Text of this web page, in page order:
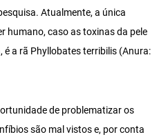
Atualmente, a única
humano, caso as toxinas da pele
é a rã Phyllobates terribilis (Anura:
de problematizar os
são mal vistos e, por conta